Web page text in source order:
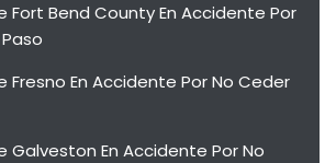
Fort Bend County En Accidente Por
Fresno En Accidente Por No Ceder
Galveston En Accidente Por No